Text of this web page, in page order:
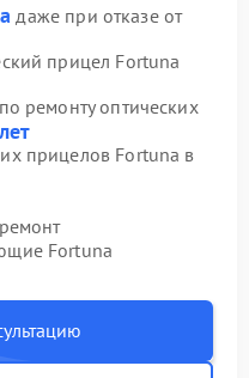
даже при отказе от
прицел Fortuna
ремонту оптических
прицелов Fortuna в
Fortuna